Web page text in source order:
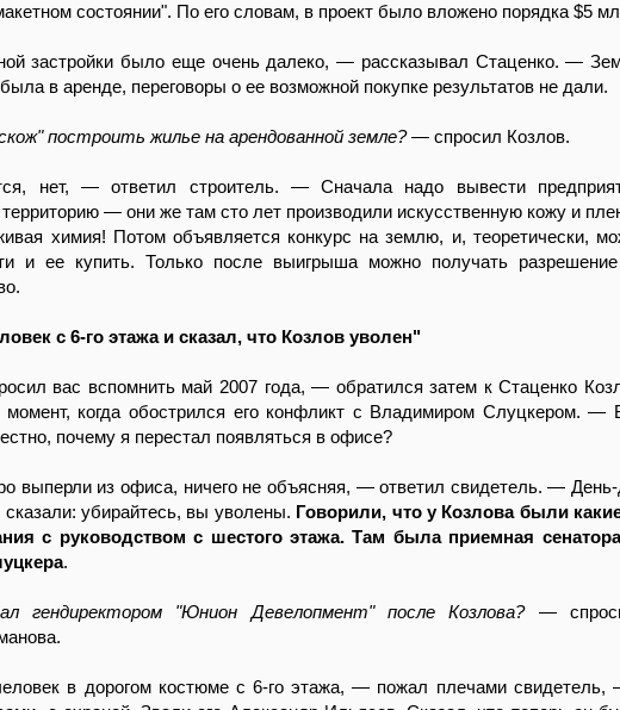
состоянии". По его словам, в проект было вложено порядка $5
застройки было еще очень далеко, — рассказывал Стаценко. —
в аренде, переговоры о ее возможной покупке результатов не дали.
построить жилье на арендованной земле?— спросил Козлов.
нет, — ответил строитель. — Сначала надо вывести
— они же там сто лет производили искусственную кожу и
химия! Потом объявляется конкурс на землю, и, теоретически,
и ее купить. Только после выигрыша можно получать
с 6-го этажа и сказал, что Козлов уволен"
вас вспомнить май 2007 года, — обратился затем к Стаценко
когда обострился его конфликт с Владимиром Слуцкером. —
почему я перестал появляться в офисе?
выперли из офиса, ничего не объясняя, — ответил свидетель. —
убирайтесь, вы уволены. Говорили, что у Козлова были
с руководством с шестого этажа. Там была приемная
.
"Юнион Девелопмент" после Козлова?—
в дорогом костюме с 6-го этажа, — пожал плечами свидетель,